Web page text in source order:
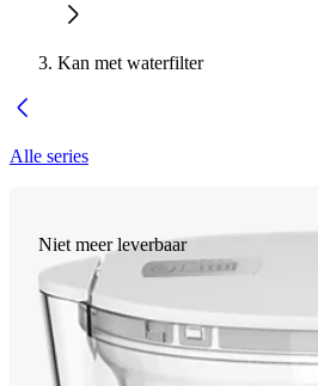
Kan met waterfilter
Alle series
Niet meer leverbaar